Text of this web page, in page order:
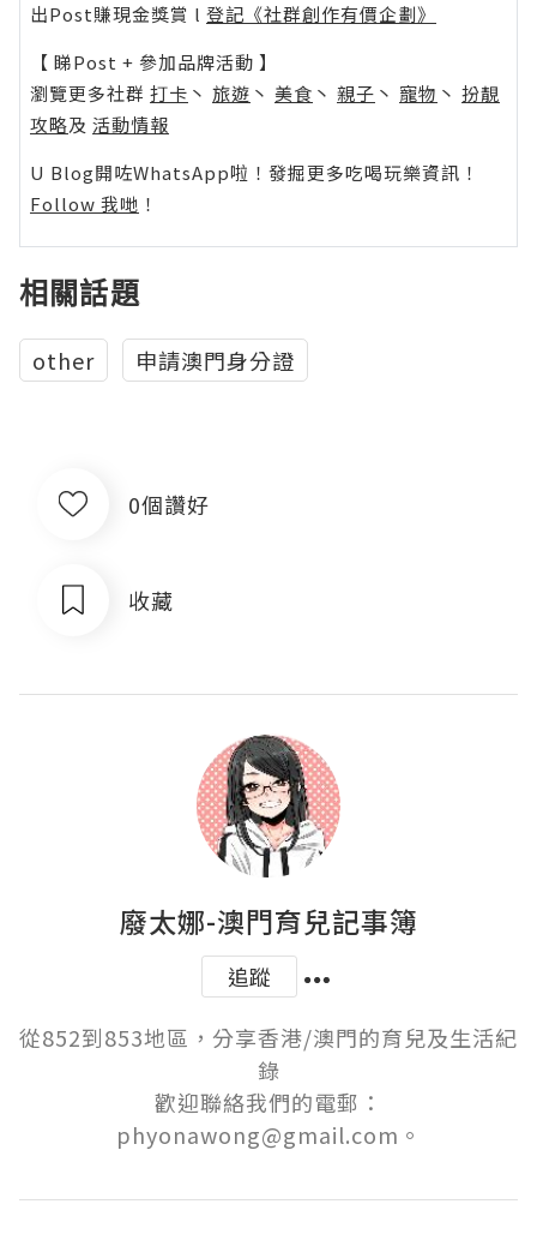
出Post賺現金獎賞 l 登記《社群創作有價企劃》
【 睇Post + 參加品牌活動 】
瀏覽更多社群 打卡 丶 旅遊 丶 美食 丶 親子 丶 寵物 丶 扮靚
攻略及 活動情報
U Blog開咗WhatsApp啦！發掘更多吃喝玩樂資訊！
Follow 我哋 ！
相關話題
other 申請澳門身分證
0個讚好
收藏
廢太娜-澳門育兒記事簿
追蹤
從852到853地區，分享香港/澳門的育兒及生活紀
錄
歡迎聯絡我們的電郵：
phyonawong@gmail.com。